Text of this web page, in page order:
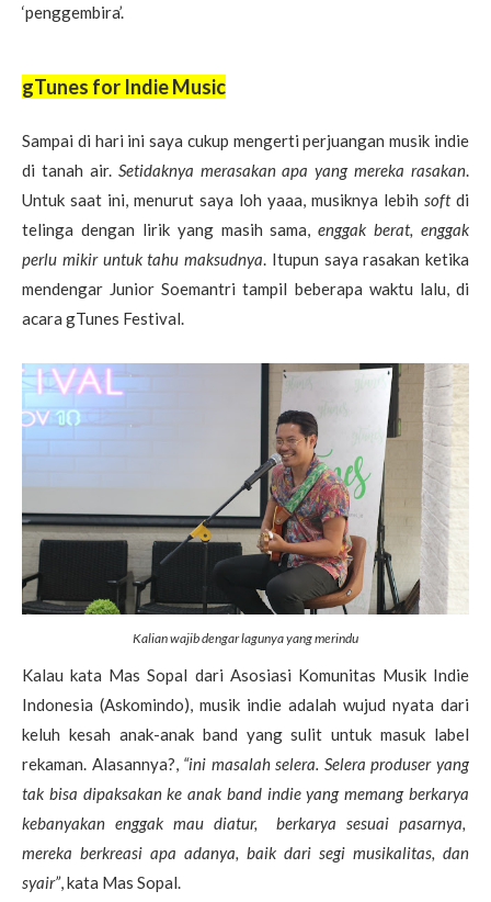
‘penggembira’.
gTunes for Indie Music
Sampai di hari ini saya cukup mengerti perjuangan musik indie
di tanah air. Setidaknya merasakan apa yang mereka rasakan.
Untuk saat ini, menurut saya loh yaaa, musiknya lebih softdi
telinga dengan lirik yang masih sama,enggak berat, enggak
perlu mikir untuk tahu maksudnya. Itupun saya rasakan ketika
mendengar Junior Soemantri tampil beberapa waktu lalu, di
acara gTunes Festival.
Kalian wajib dengar lagunya yang merindu
Kalau kata Mas Sopal dari Asosiasi Komunitas Musik Indie
Indonesia (Askomindo), musik indie adalah wujud nyata dari
keluh kesah anak-anak band yang sulit untuk masuk label
rekaman. Alasannya?, “ini masalah selera. Selera produser yang
tak bisa dipaksakan ke anak band indie yang memang berkarya
kebanyakan enggak mau diatur, berkarya sesuai pasarnya,
mereka berkreasi apa adanya, baik dari segi musikalitas, dan
syair”, kata Mas Sopal.